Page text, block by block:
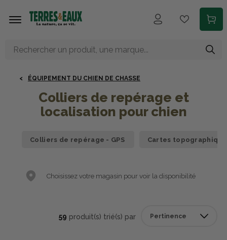
ÉQUIPEMENT DU CHIEN DE CHASSE
Colliers de repérage et
localisation pour chien
Colliers de repérage - GPS Cartes
Choisissez votre magasin pour voir la disponibilité
59 produit(s) trié(s) par